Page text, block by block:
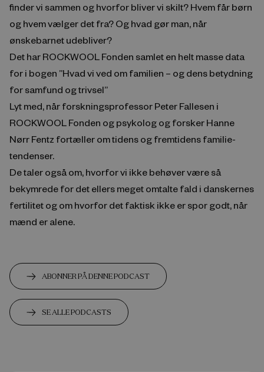
finder vi sammen og hvorfor bliver vi skilt? Hvem får børn
og hvem vælger det fra? Og hvad gør man, når
ønskebarnet udebliver?
Det har ROCKWOOL Fonden samlet en helt masse data
for i bogen ”Hvad vi ved om familien – og dens betydning
for samfund og trivsel”
Lyt med, når forskningsprofessor Peter Fallesen i
ROCKWOOL Fonden og psykolog og forsker Hanne
Nørr Fentz fortæller om tidens og fremtidens familie-
tendenser.
De taler også om, hvorfor vi ikke behøver være så
bekymrede for det ellers meget omtalte fald i danskernes
fertilitet og om hvorfor det faktisk ikke er spor godt, når
mænd er alene.
ABONNER PÅ DENNE PODCAST
SE ALLE PODCASTS